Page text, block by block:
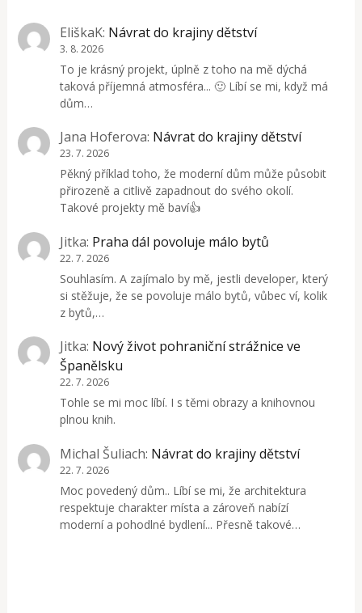
EliškaK: Návrat do krajiny dětství
3. 8. 2026
To je krásný projekt, úplně z toho na mě dýchá
taková příjemná atmosféra... 🙂 Líbí se mi, když má
dům…
Jana Hoferova: Návrat do krajiny dětství
23. 7. 2026
Pěkný příklad toho, že moderní dům může působit
přirozeně a citlivě zapadnout do svého okolí.
Takové projekty mě baví👍
Jitka: Praha dál povoluje málo bytů
22. 7. 2026
Souhlasím. A zajímalo by mě, jestli developer, který
si stěžuje, že se povoluje málo bytů, vůbec ví, kolik
z bytů,…
Jitka: Nový život pohraniční strážnice ve
Španělsku
22. 7. 2026
Tohle se mi moc líbí. I s těmi obrazy a knihovnou
plnou knih.
Michal Šuliach: Návrat do krajiny dětství
22. 7. 2026
Moc povedený dům.. Líbí se mi, že architektura
respektuje charakter místa a zároveň nabízí
moderní a pohodlné bydlení... Přesně takové…